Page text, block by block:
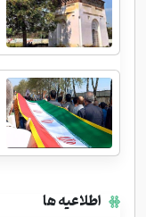
اطلاعیه ها